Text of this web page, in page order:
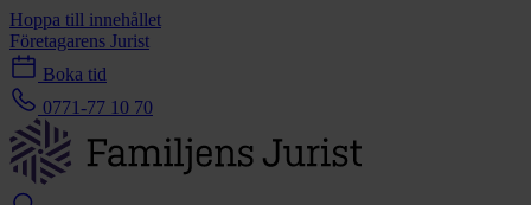
Hoppa till innehållet
Företagarens Jurist
Boka tid
0771-77 10 70